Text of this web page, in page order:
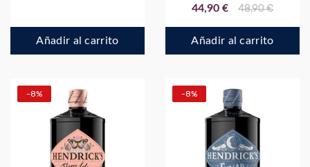
Añadir al carrito
44,90 € 48,90 €
Añadir al carrito
-8% -8%